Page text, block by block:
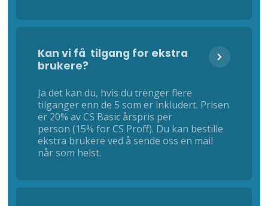
Kan vi få tilgang for ekstra
brukere?
Ja det kan du, hvis du trenger flere
tilganger enn de 5 som er inkludert. Prisen
er 20% av CS Basic årspris per
person (15% for CS Proff). Du kan bestille
ekstra brukere ved å sende oss en mail
når som helst.